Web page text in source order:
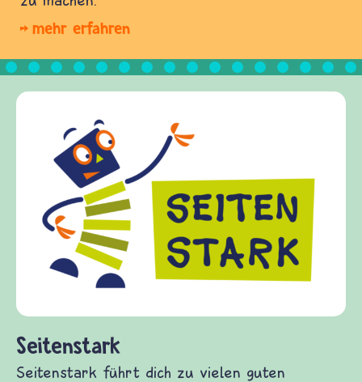
mehr erfahren
Frieden Fragen
frieden-fragen.de ist ein
Kinder, Eltern und
Fragen von Krieg und
Gewalt informiert und
diesem Themenbereich
fragen.de bietet
und Frieden, Streit und